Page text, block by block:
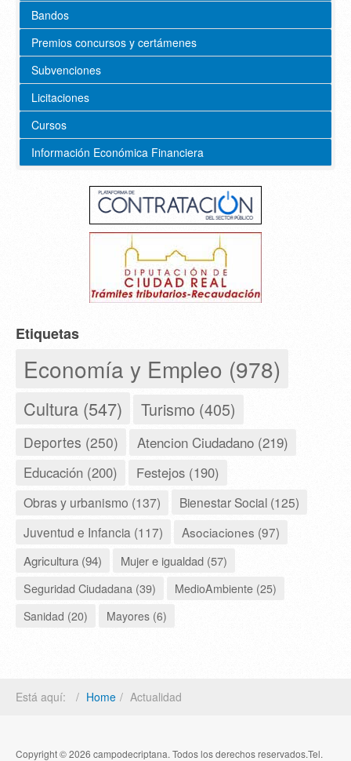
Bandos
Premios concursos y certámenes
Subvenciones
Licitaciones
Cursos
Información Económica Financiera
Etiquetas
Economía y Empleo (978)
Cultura (547) Turismo (405)
Deportes (250) Atencion Ciudadano (219)
Educación (200) Festejos (190)
Obras y urbanismo (137)
Bienestar Social (125)
Juventud e Infancia (117)
Asociaciones (97)
Agricultura (94)
Mujer e igualdad (57)
Seguridad Ciudadana (39)
MedioAmbiente (25)
Sanidad (20)
Mayores (6)
Está aquí: Home Actualidad
Copyright © 2026 campodecriptana. Todos los derechos reservados.Tel.